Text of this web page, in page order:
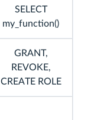
SELECT
my_function()
GRANT,
REVOKE,
CREATE ROLE